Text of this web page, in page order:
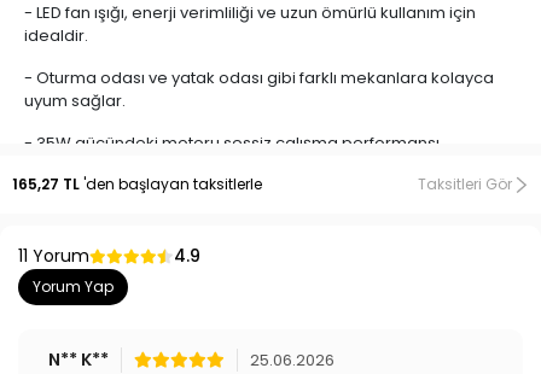
- LED fan ışığı, enerji verimliliği ve uzun ömürlü kullanım için
idealdir.
- Oturma odası ve yatak odası gibi farklı mekanlara kolayca
uyum sağlar.
- 35W gücündeki motoru sessiz çalışma performansı
165,27 TL'den başlayan taksitlerle Taksitleri Gör
11 Yorum 4.9
Yorum Yap
N** K**
25.06.2026